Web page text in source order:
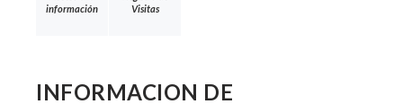
información
Visitas
INFORMACION DE